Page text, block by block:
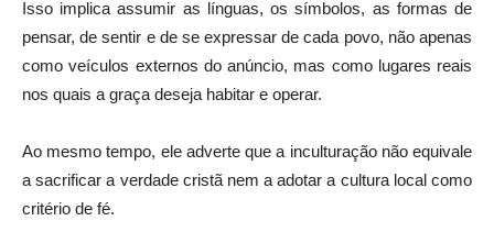
Isso implica assumir as línguas, os símbolos, as formas de
pensar, de sentir e de se expressar de cada povo, não apenas
como veículos externos do anúncio, mas como lugares reais
nos quais a graça deseja habitar e operar.
Ao mesmo tempo, ele adverte que a inculturação não equivale
a sacrificar a verdade cristã nem a adotar a cultura local como
critério de fé.